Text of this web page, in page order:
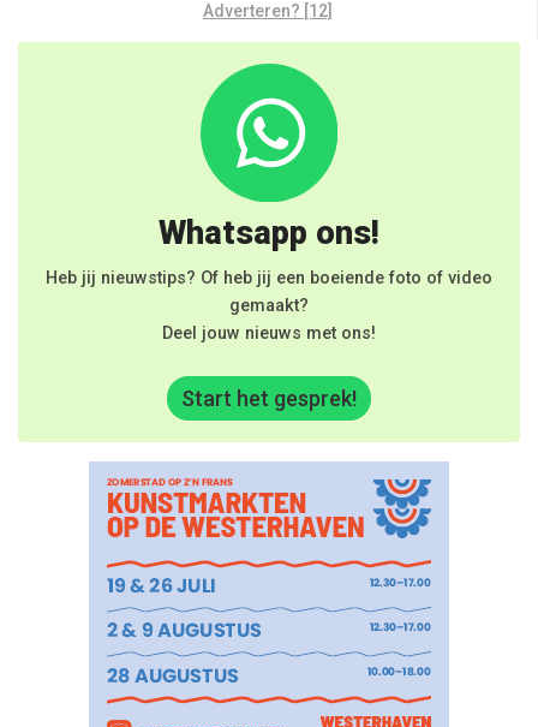
Adverteren? [12]
Whatsapp ons!
Heb jij nieuwstips? Of heb jij een boeiende foto of video
gemaakt?
Deel jouw nieuws met ons!
Start het gesprek!